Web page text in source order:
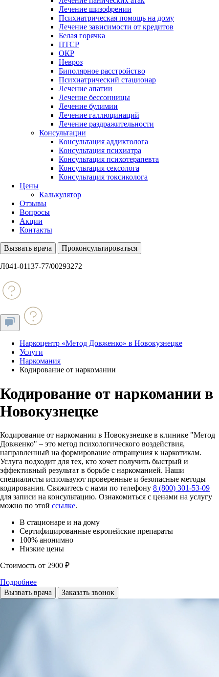
Лечение шизофрении
Психиатрическая помощь на дому
Лечение зависимости от кредитов
Белая горячка
ПТСР
ОКР
Невроз
Биполярное расстройство
Психиатрический стационар
Лечение апатии
Лечение бессонницы
Лечение булимии
Лечение галлюцинаций
Лечение раздражительности
Консультации
Консультация аддиктолога
Консультация психиатра
Консультация психотерапевта
Консультация сексолога
Консультация токсиколога
Цены
Калькулятор
Отзывы
Вопросы
Акции
Контакты
Вызвать врача Проконсультироваться
Л041-01137-77/00293272
Наркоцентр «Метод Довженко» в Новокузнецке
Услуги
Наркомания
Кодирование от наркомании
Кодирование от наркомании в
Новокузнецке
Кодирование от наркомании в Новокузнецке в клинике "Метод
Довженко" – это метод психологического воздействия,
направленный на формирование отвращения к наркотикам.
Услуга подходит для тех, кто хочет получить быстрый и
эффективный результат в борьбе с наркоманией. Наши
специалисты используют проверенные и безопасные методы
кодирования. Свяжитесь с нами по телефону 8 (800) 301-53-09
для записи на консультацию. Ознакомиться с ценами на услугу
можно по этой ссылке.
В стационаре и на дому
Сертифицированные европейские препараты
100% анонимно
Низкие цены
Стоимость от 2900 ₽
Подробнее
Вызвать врача
Заказать звонок